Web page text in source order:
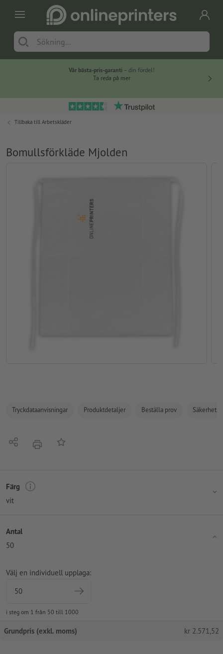
Vår bästa-pris-garanti – din fördel!
Ta reda på mer
Tillbaka till Arbetskläder
Bomullsförkläde Mjolden
Tryckdataanvisningar Produktdetaljer Beställa prov
Dela erbjudandePå anteckningslistan
Färg
vit
Antal
50
Välj en individuell upplaga:
i steg om 1 från 50 till 1000
Grundpris (exkl. moms) kr 2.571,52